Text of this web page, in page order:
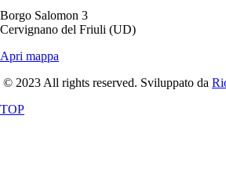
Borgo Salomon 3
Cervignano del Friuli (UD)
Apri mappa
© 2023 All rights reserved. Sviluppato da
TOP